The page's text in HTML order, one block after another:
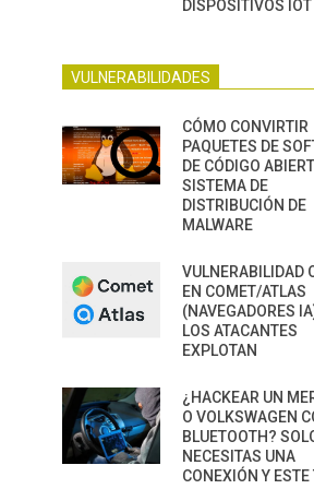
DISPOSITIVOS
VULNERABILIDADES
CÓMO CONVIRTIR
PAQUETES DE
DE CÓDIGO
SISTEMA DE
DISTRIBUCIÓN DE
MALWARE
VULNERABILIDAD
EN COMET/ATLAS
(NAVEGADORES
LOS ATACANTES
EXPLOTAN
¿HACKEAR UN
O VOLKSWAGEN
BLUETOOTH?
NECESITAS UNA
CONEXIÓN Y ESTE